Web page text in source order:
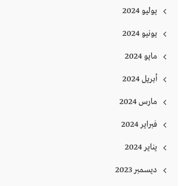
يوليو 2024
يونيو 2024
مايو 2024
أبريل 2024
مارس 2024
فبراير 2024
يناير 2024
ديسمبر 2023